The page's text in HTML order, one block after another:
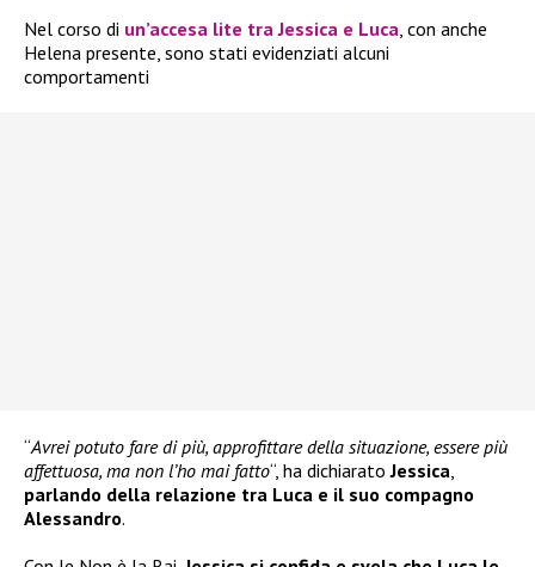
Nel corso di un’accesa lite tra Jessica e Luca, con anche
Helena presente, sono stati evidenziati alcuni
comportamenti
“Avrei potuto fare di più, approfittare della situazione, essere più
affettuosa, ma non l’ho mai fatto“, ha dichiaratoJessica,
parlando della relazione tra Luca e il suo compagno
Alessandro.